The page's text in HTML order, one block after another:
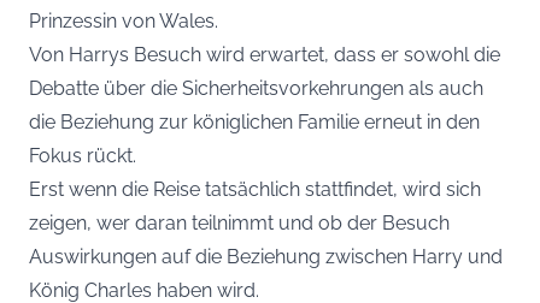
Prinzessin von Wales.
Von Harrys Besuch wird erwartet, dass er sowohl die
Debatte über die Sicherheitsvorkehrungen als auch
die Beziehung zur königlichen Familie erneut in den
Fokus rückt.
Erst wenn die Reise tatsächlich stattfindet, wird sich
zeigen, wer daran teilnimmt und ob der Besuch
Auswirkungen auf die Beziehung zwischen Harry und
König Charles haben wird.